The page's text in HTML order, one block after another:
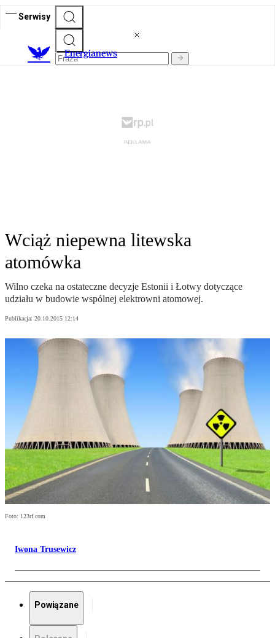
Serwisy
Energianews
Wciąż niepewna litewska
atomówka
Wilno czeka na ostateczne decyzje Estonii i Łotwy dotyczące
udziału w budowie wspólnej elektrowni atomowej.
Publikacja: 20.10.2015 12:14
Foto: 123rf.com
Iwona Trusewicz
Powiązane